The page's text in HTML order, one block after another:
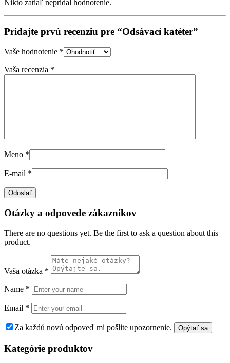
Nikto zatiaľ nepridal hodnotenie.
Pridajte prvú recenziu pre “Odsávací katéter”
Vaše hodnotenie *
Vaša recenzia *
Meno *
E-mail *
Otázky a odpovede zákazníkov
There are no questions yet. Be the first to ask a question about this
product.
Vaša otázka *
Name *
Email *
Za každú novú odpoveď mi pošlite upozornenie.
Kategórie produktov